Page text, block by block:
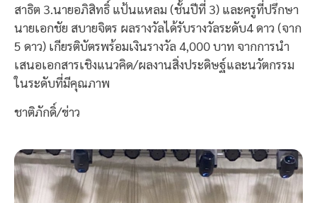
สาธิต 3.นายอภิสิทธิ์ แป้นแหลม (ชั้นปีที่ 3) และครูที่ปรึกษา
นายเอกชัย สบายจิตร ผลรางวัลได้รับรางวัลระดับ4 ดาว (จาก
5 ดาว) เกียรติบัตรพร้อมเงินรางวัล 4,000 บาท จากการนำ
เสนอเอกสารเชิงแนวคิด/ผลงานสิ่งประดิษฐ์และนวัตกรรม
ในระดับที่มีคุณภาพ
ชาติภักดิ์/ข่าว